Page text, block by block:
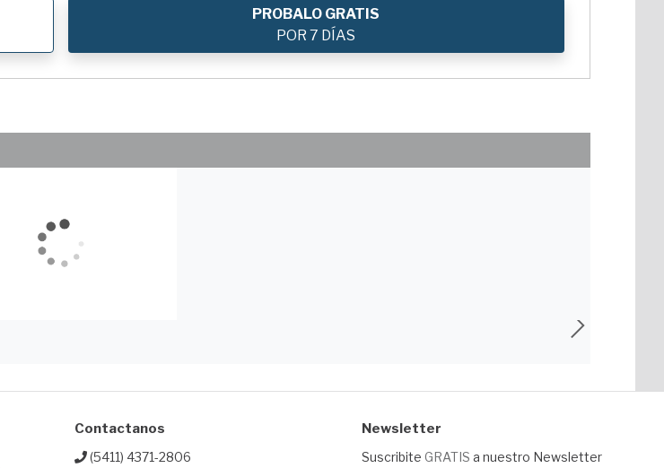
PROBALO GRATIS
POR 7 DÍAS
Contactanos
(5411) 4371-2806
Newsletter
Suscribite GRATIS a nuestro Newsletter